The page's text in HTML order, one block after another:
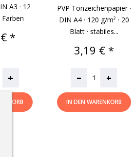
A3 · 12
*
+
PVP Tonzeichenpapier ·
DIN A4 · 120 g/m² · 20
Blatt · stabiles...
Preis
3,19 € *
– +
IN DEN WARENKORB